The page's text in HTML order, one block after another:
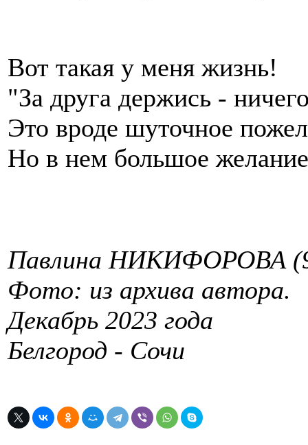
Вот такая у меня жизнь!
"За друга держись -
Это вроде шуточное
Но в нем большое
Павлина НИКИФОРОВА
Фото: из архива автора.
Декабрь 2023 года
Белгород - Сочи